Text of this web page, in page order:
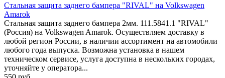
Стальная защита заднего бампера "RIVAL" на Volkswagen
Amarok
Стальная защита заднего бампера 2мм. 111.5841.1 "RIVAL"
(Россия) на Volkswagen Amarok. Осуществляем доставку в
любой регион России, в наличии ассортимент на автомобили
любого года выпуска. Возможна установка в нашем
техническом сервисе, услуга доступна в нескольких городах,
уточняйте у оператора...